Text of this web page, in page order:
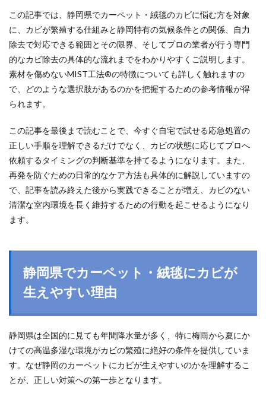
この記事では、静岡県でカーペット・絨毯のカビに悩む方を対象
に、カビが繁殖する仕組みと静岡特有の気候条件との関係、自力
除去で対応できる範囲とその限界、そしてプロの業者が行う専門
的なカビ除去の具体的な流れまでをわかりやすくご説明します。
素材を傷めないMIST工法®の特徴についても詳しく触れますの
で、どのような選択肢があるのかを把握するための参考情報が得
られます。
この記事を最後まで読むことで、今すぐ自宅で試せる応急処置の
正しい手順を理解できるだけでなく、カビの状態に応じてプロへ
依頼するタイミングの判断基準を持てるようになります。また、
再発を防ぐための日常的なケア方法も具体的に解説していますの
で、記事を読み終えた後から実践できることが増え、カビのない
清潔な室内環境を長く維持するための行動を起こせるようになり
ます。
静岡県でカーペット・絨毯にカビが
生えやすい理由
静岡県は全国的に見ても年間降水量が多く、特に梅雨から夏にか
けての高温多湿な環境がカビの繁殖に絶好の条件を提供していま
す。なぜ静岡のカーペットにカビが生えやすいのかを理解するこ
とが、正しい対策への第一歩となります。